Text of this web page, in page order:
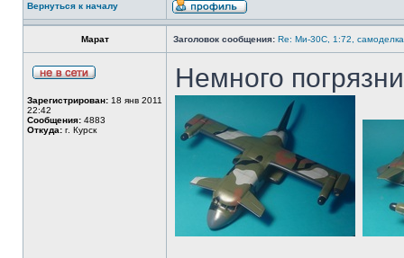
Вернуться к началу
Марат Заголовок сообщения: Re: Ми-30С, 1:72, самоделка
Зарегистрирован: 18 янв 2011
22:42
Сообщения: 4883
Откуда: г. Курск
Немного